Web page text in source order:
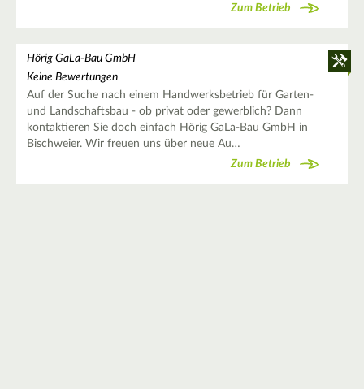
Zum Betrieb
Hörig GaLa-Bau GmbH
Keine Bewertungen
Auf der Suche nach einem Handwerksbetrieb für Garten-
und Landschaftsbau - ob privat oder gewerblich? Dann
kontaktieren Sie doch einfach Hörig GaLa-Bau GmbH in
Bischweier. Wir freuen uns über neue Au…
Zum Betrieb